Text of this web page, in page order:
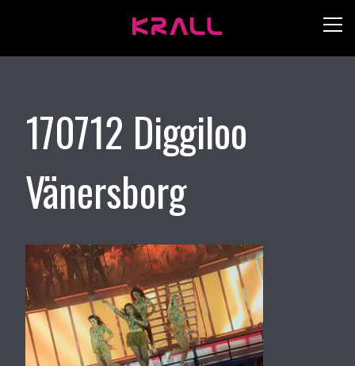
170712 Diggiloo
Vänersborg